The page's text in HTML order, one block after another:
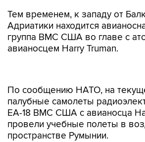
Тем временем, к западу от
Адриатики находится
группа ВМС США во главе с
авианосцем Harry Truman.
По сообщению НАТО, на
палубные самолеты
EA-18 ВМС США с авианосца
провели учебные полеты в
пространстве Румынии.